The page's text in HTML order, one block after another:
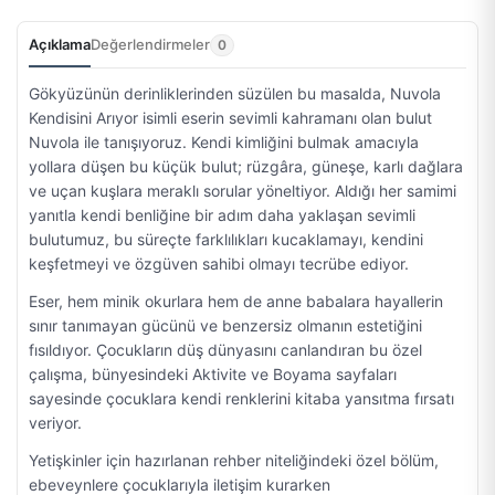
AçıklamaDeğerlendirmeler 0
Gökyüzünün derinliklerinden süzülen bu masalda, Nuvola
Kendisini Arıyor isimli eserin sevimli kahramanı olan bulut
Nuvola ile tanışıyoruz. Kendi kimliğini bulmak amacıyla
yollara düşen bu küçük bulut; rüzgâra, güneşe, karlı dağlara
ve uçan kuşlara meraklı sorular yöneltiyor. Aldığı her samimi
yanıtla kendi benliğine bir adım daha yaklaşan sevimli
bulutumuz, bu süreçte farklılıkları kucaklamayı, kendini
keşfetmeyi ve özgüven sahibi olmayı tecrübe ediyor.
Eser, hem minik okurlara hem de anne babalara hayallerin
sınır tanımayan gücünü ve benzersiz olmanın estetiğini
fısıldıyor. Çocukların düş dünyasını canlandıran bu özel
çalışma, bünyesindeki Aktivite ve Boyama sayfaları
sayesinde çocuklara kendi renklerini kitaba yansıtma fırsatı
veriyor.
Yetişkinler için hazırlanan rehber niteliğindeki özel bölüm,
ebeveynlere çocuklarıyla iletişim kurarken